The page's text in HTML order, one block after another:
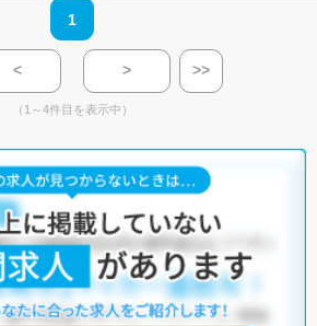
1
< > >>
（1～4件目を表示中）